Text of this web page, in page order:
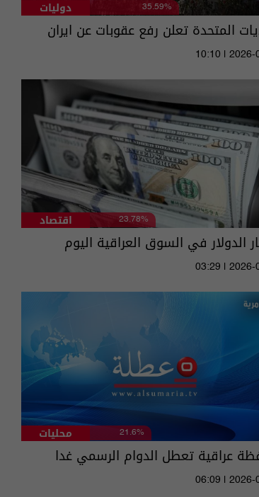
دوليات 35.59%
المتحدة تعلن رفع عقوبات عن ايران
10:10 | 2026-
اقتصاد 23.78%
الدولار في السوق العراقية اليوم
03:29 | 2026-
محليات 21.6%
عراقية تعطل الدوام الرسمي غدا
06:09 | 2026-